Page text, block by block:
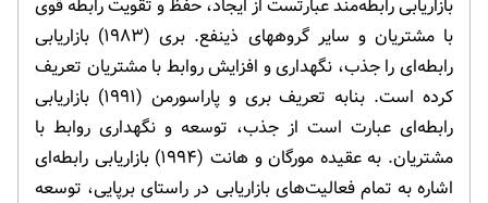
بازاریابی رابطه‌مند عبارتست از ایجاد، حفظ و تقویت رابطه قوی
با مشتریان و سایر گروههای ذینفع. بری (۱۹۸۳) بازاریابی
رابطه‌ای را جذب، نگهداری و افزایش روابط با مشتریان تعریف
کرده است. بنابه تعریف بری و پاراسورمن (۱۹۹۱) بازاریابی
رابطه‌ای عبارت است از جذب، توسعه و نگهداری روابط با
مشتریان. به عقیده مورگان و هانت (۱۹۹۴) بازاریابی رابطه‌ای
اشاره به تمام فعالیت‌های بازاریابی در راستای برپایی، توسعه